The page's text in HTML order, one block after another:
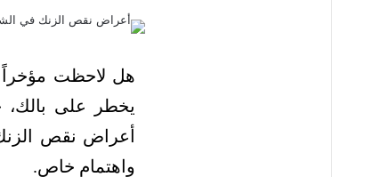
هل لاحظت مؤخراً
يخطر على
أعراض نقص
واهتمام خاص.